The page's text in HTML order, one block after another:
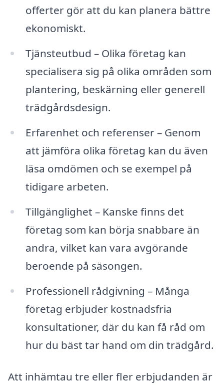
offerter gör att du kan planera bättre
ekonomiskt.
Tjänsteutbud – Olika företag kan
specialisera sig på olika områden som
plantering, beskärning eller generell
trädgårdsdesign.
Erfarenhet och referenser – Genom
att jämföra olika företag kan du även
läsa omdömen och se exempel på
tidigare arbeten.
Tillgänglighet – Kanske finns det
företag som kan börja snabbare än
andra, vilket kan vara avgörande
beroende på säsongen.
Professionell rådgivning – Många
företag erbjuder kostnadsfria
konsultationer, där du kan få råd om
hur du bäst tar hand om din trädgård.
Att inhämtau tre eller fler erbjudanden är